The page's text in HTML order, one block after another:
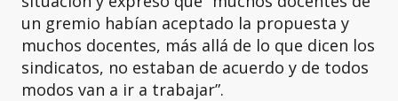
un gremio habían aceptado la propuesta y
muchos docentes, más allá de lo que dicen los
sindicatos, no estaban de acuerdo y de todos
modos van a ir a trabajar”.